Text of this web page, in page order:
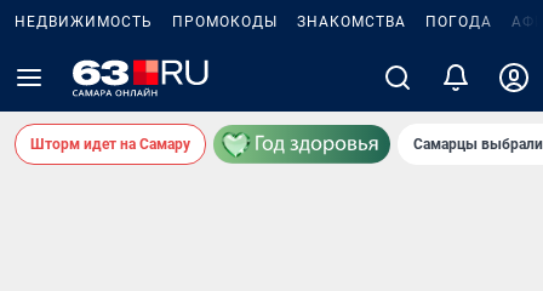
НЕДВИЖИМОСТЬ ПРОМОКОДЫ ЗНАКОМСТВА ПОГОДА
Шторм идет на Самару Самарцы